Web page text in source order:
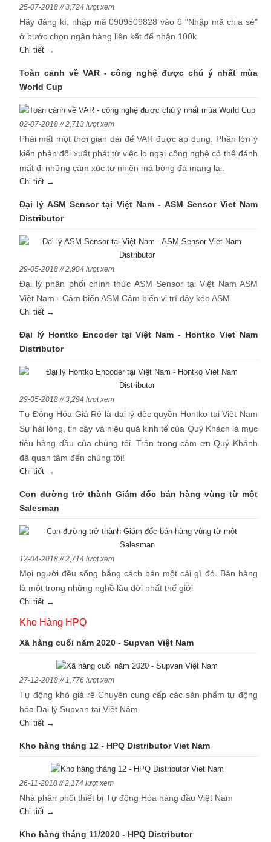
25-07-2018 // 3,724 lượt xem
Hãy đăng kí, nhập mã 0909509828 vào ô "Nhập mã chia sẻ"
ở bước chọn ngân hàng liên kết để nhận 100k
Chi tiết →
Toàn cảnh về VAR - công nghệ được chú ý nhất mùa
World Cup
02-07-2018 // 2,713 lượt xem
Phải mất một thời gian dài để VAR được áp dụng. Phần lớn ý
kiến phản đối xuất phát từ việc lo ngại công nghệ có thể đánh
mất đi những cảm xúc tự nhiên mà bóng đá mang lại.
Chi tiết →
Đại lý ASM Sensor tại Việt Nam - ASM Sensor Viet Nam
Distributor
29-05-2018 // 2,984 lượt xem
Đại lý phân phối chính thức ASM Sensor tại Việt Nam ASM
Việt Nam - Cảm biến ASM Cảm biến vị trí dây kéo ASM
Chi tiết →
Đại lý Hontko Encoder tại Việt Nam - Hontko Viet Nam
Distributor
29-05-2018 // 3,294 lượt xem
Tự Động Hóa Giá Rẻ là đại lý độc quyền Hontko tại Việt Nam
Sự hài lòng, tin cậy và hiệu quả kinh tế của Quý Khách là mục
tiêu hàng đầu của chúng tôi. Trân trọng cảm ơn Quý Khánh
đã quan tâm đến chúng tôi!
Chi tiết →
Con đường trở thành Giám đốc bán hàng vùng từ một
Salesman
12-04-2018 // 2,714 lượt xem
Mọi người đều sống bằng cách bán một cái gì đó. Bán hàng
là một trong những nghề lâu đời nhất thế giới
Chi tiết →
Kho Hàng HPQ
Xã hàng cuối năm 2020 - Supvan Việt Nam
27-12-2018 // 1,776 lượt xem
Tự động khó giá rẽ Chuyên cung cấp các sản phẩm tự động
hóa Đại lý Supvan tại Việt Nâm
Chi tiết →
Kho hàng tháng 12 - HPQ Distributor Viet Nam
26-11-2018 // 2,174 lượt xem
Nhà phân phối thiết bị Tự động Hóa hàng đầu Việt Nam
Chi tiết →
Kho hàng tháng 11/2020 - HPQ Distributor